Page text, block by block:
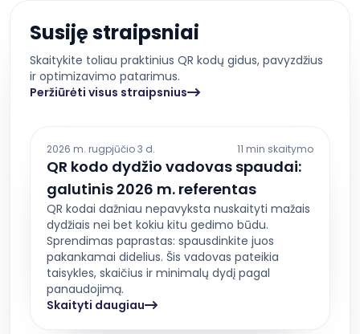
Susiję straipsniai
Skaitykite toliau praktinius QR kodų gidus, pavyzdžius
ir optimizavimo patarimus.
Peržiūrėti visus straipsnius
2026 m. rugpjūčio 3 d. 11 min skaitymo
QR kodo dydžio vadovas spaudai:
galutinis 2026 m. referentas
QR kodai dažniau nepavyksta nuskaityti mažais
dydžiais nei bet kokiu kitu gedimo būdu.
Sprendimas paprastas: spausdinkite juos
pakankamai didelius. Šis vadovas pateikia
taisykles, skaičius ir minimalų dydį pagal
panaudojimą.
Skaityti daugiau